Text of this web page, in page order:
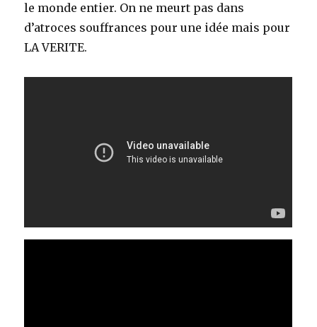
le monde entier. On ne meurt pas dans
d’atroces souffrances pour une idée mais pour
LA VERITE.